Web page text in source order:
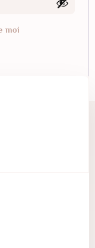
moi